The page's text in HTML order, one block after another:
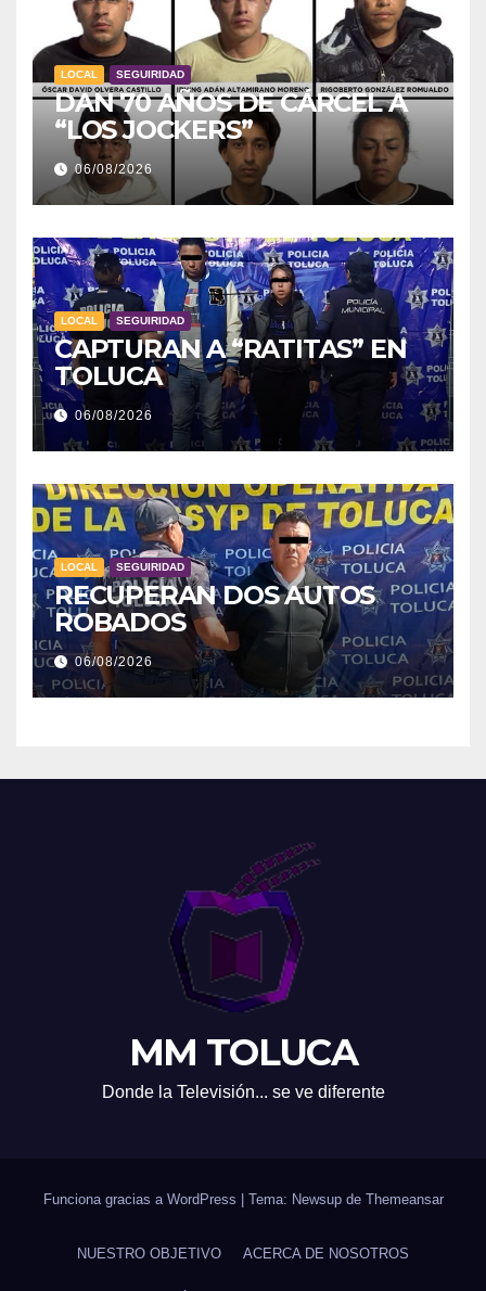
LOCAL SEGUIRIDAD
DAN 70 AÑOS DE CÁRCEL A
“LOS JOCKERS”
06/08/2026
LOCAL SEGUIRIDAD
CAPTURAN A “RATITAS” EN
TOLUCA
06/08/2026
LOCAL SEGUIRIDAD
RECUPERAN DOS AUTOS
ROBADOS
06/08/2026
MM TOLUCA
Donde la Televisión... se ve diferente
Funciona gracias a WordPress Tema: Newsup de Themeansar
NUESTRO OBJETIVO ACERCA DE NOSOTROS